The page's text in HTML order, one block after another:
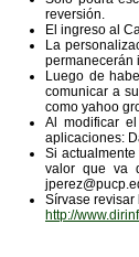
reversión.
El ingreso al
La
permanecerán
Luego de
comunicar a
como yahoo
Al modificar
aplicaciones:
Si
valor que va
Sírvase revisar
http://